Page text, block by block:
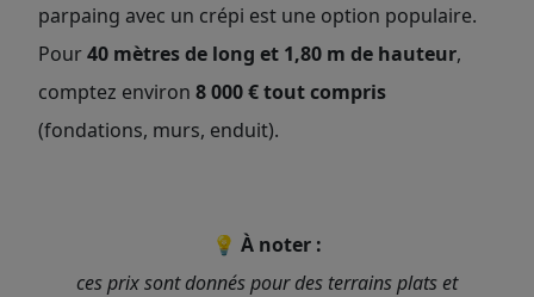
parpaing avec un crépi est une option populaire.
Pour40 mètres de long et 1,80 m de hauteur,
comptez environ 8 000 € tout compris
(fondations, murs, enduit).
💡 À noter :
ces prix sont donnés pour des terrains plats et